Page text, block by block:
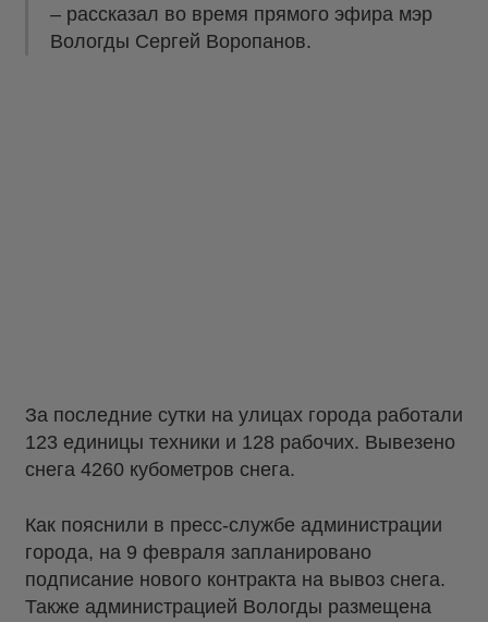
– рассказал во время прямого эфира мэр
Вологды Сергей Воропанов.
За последние сутки на улицах города работали
123 единицы техники и 128 рабочих. Вывезено
снега 4260 кубометров снега.
Как пояснили в пресс-службе администрации
города, на 9 февраля запланировано
подписание нового контракта на вывоз снега.
Также администрацией Вологды размещена